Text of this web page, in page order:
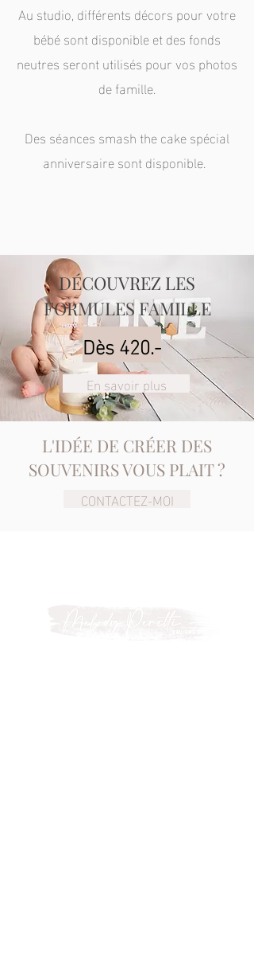
Au studio, différents décors pour votre
bébé sont disponible etdes fonds
neutres seront utilisés pour vos photos
de famille.
Des séances smash the cake spécial
anniversaire sont disponible.
DÉCOUVREZ LES
FORMULES FAMILLE
Dès 420.-
En savoir plus
L'IDÉE DE CRÉER DES
SOUVENIRS VOUS PLAIT ?
CONTACTEZ-MOI